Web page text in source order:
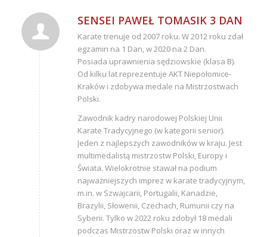
SENSEI PAWEŁ TOMASIK 3 DAN
Karate trenuje od 2007 roku. W 2012 roku zdał
egzamin na 1 Dan, w 2020 na 2 Dan.
Posiada uprawnienia sędziowskie (klasa B).
Od kilku lat reprezentuje AKT Niepołomice-
Kraków i zdobywa medale na Mistrzostwach
Polski.
Zawodnik kadry narodowej Polskiej Unii
Karate Tradycyjnego (w kategorii senior).
Jeden z najlepszych zawodników w kraju. Jest
multimedalistą mistrzostw Polski, Europy i
Świata. Wielokrotnie stawał na podium
najważniejszych imprez w karate tradycyjnym,
m.in. w Szwajcarii, Portugalii, Kanadzie,
Brazylii, Słowenii, Czechach, Rumunii czy na
Syberii. Tylko w 2022 roku zdobył 18 medali
podczas Mistrzostw Polski oraz w innych